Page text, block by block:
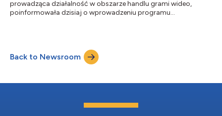
prowadząca działalność w obszarze handlu grami wideo,
poinformowała dzisiaj o wprowadzeniu programu
możliwości czerpania dochodów na lokalnych rynkach bez
konieczności jakiegokolwiek dodatkowego programowania.
Program rusza z udziałem starannie dobranej grupy
Back to Newsroom